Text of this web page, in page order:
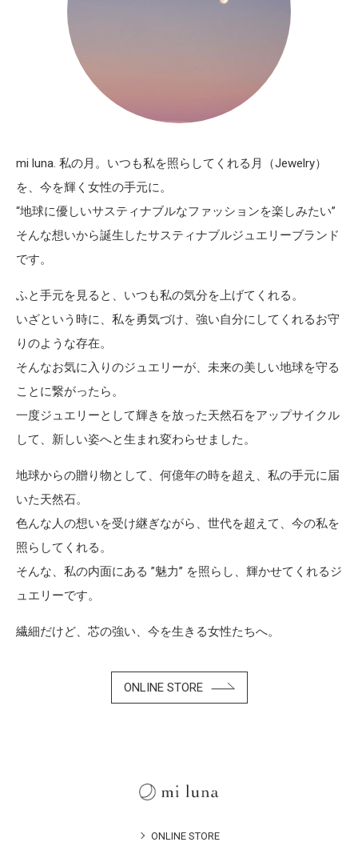
mi luna. 私の月。いつも私を照らしてくれる月（Jewelry）
を、今を輝く女性の手元に。
“地球に優しいサスティナブルなファッションを楽しみたい”
そんな想いから誕生したサスティナブルジュエリーブランド
です。
ふと手元を見ると、いつも私の気分を上げてくれる。
いざという時に、私を勇気づけ、強い自分にしてくれるお守
りのような存在。
そんなお気に入りのジュエリーが、未来の美しい地球を守る
ことに繋がったら。
一度ジュエリーとして輝きを放った天然石をアップサイクル
して、新しい姿へと生まれ変わらせました。
地球からの贈り物として、何億年の時を超え、私の手元に届
いた天然石。
色んな人の想いを受け継ぎながら、世代を超えて、今の私を
照らしてくれる。
そんな、私の内面にある ”魅力” を照らし、輝かせてくれるジ
ュエリーです。
繊細だけど、芯の強い、今を生きる女性たちへ。
ONLINE STORE
ONLINE STORE